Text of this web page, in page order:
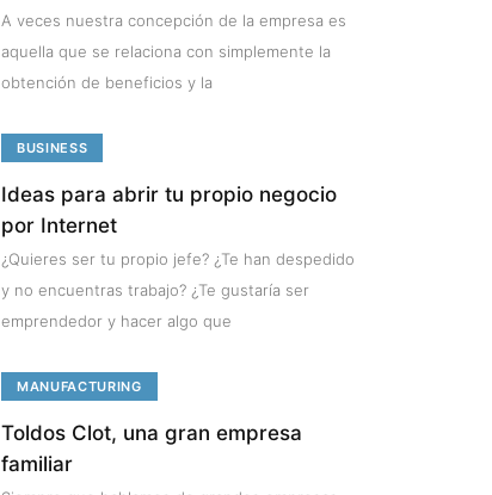
A veces nuestra concepción de la empresa es
aquella que se relaciona con simplemente la
obtención de beneficios y la
BUSINESS
Ideas para abrir tu propio negocio
por Internet
¿Quieres ser tu propio jefe? ¿Te han despedido
y no encuentras trabajo? ¿Te gustaría ser
emprendedor y hacer algo que
MANUFACTURING
Toldos Clot, una gran empresa
familiar